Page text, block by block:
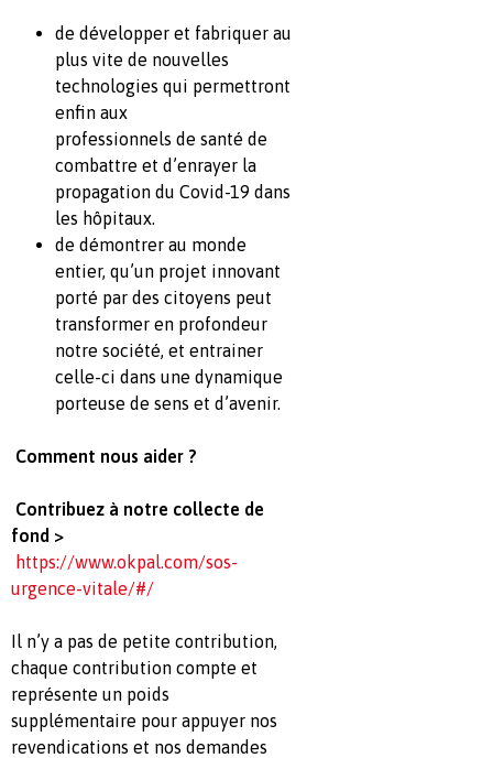
de développer et fabriquer au
plus vite de nouvelles
technologies qui permettront
enfin aux
professionnels de santé de
combattre et d’enrayer la
propagation du Covid-19 dans
les hôpitaux.
de démontrer au monde
entier, qu’un projet innovant
porté par des citoyens peut
transformer en profondeur
notre société, et entrainer
celle-ci dans une dynamique
porteuse de sens et d’avenir.
Comment nous aider ?
Contribuez à notre collecte de
fond >
https://www.okpal.com/sos-
urgence-vitale/#/
Il n’y a pas de petite contribution,
chaque contribution compte et
représente un poids
supplémentaire pour appuyer nos
revendications et nos demandes